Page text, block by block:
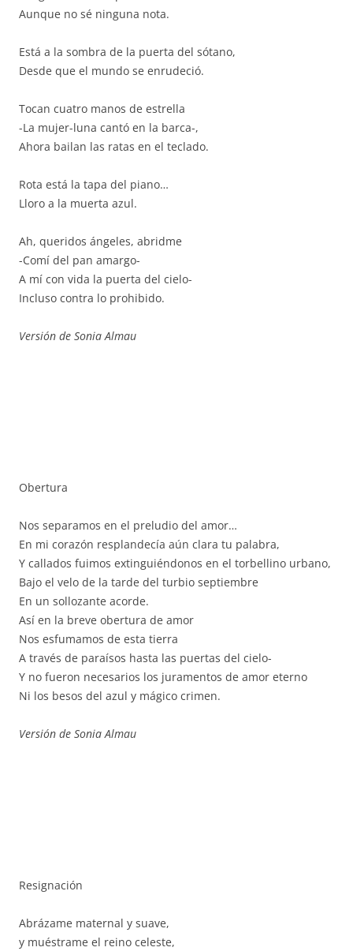
Aunque no sé ninguna nota.
Está a la sombra de la puerta del sótano,
Desde que el mundo se enrudeció.
Tocan cuatro manos de estrella
-La mujer-luna cantó en la barca-,
Ahora bailan las ratas en el teclado.
Rota está la tapa del piano…
Lloro a la muerta azul.
Ah, queridos ángeles, abridme
-Comí del pan amargo-
A mí con vida la puerta del cielo-
Incluso contra lo prohibido.
Versión de Sonia Almau
Obertura
Nos separamos en el preludio del amor…
En mi corazón resplandecía aún clara tu palabra,
Y callados fuimos extinguiéndonos en el torbellino urbano,
Bajo el velo de la tarde del turbio septiembre
En un sollozante acorde.
Así en la breve obertura de amor
Nos esfumamos de esta tierra
A través de paraísos hasta las puertas del cielo-
Y no fueron necesarios los juramentos de amor eterno
Ni los besos del azul y mágico crimen.
Versión de Sonia Almau
Resignación
Abrázame maternal y suave,
y muéstrame el reino celeste,